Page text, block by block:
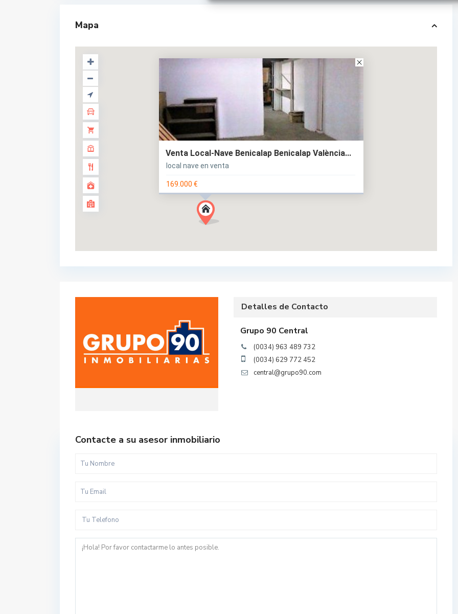
Mapa
Venta Local-Nave Benicalap Benicalap València...
local nave en venta
169.000 €
Detalles de Contacto
Grupo 90 Central
(0034) 963 489 732
(0034) 629 772 452
central@grupo90.com
Contacte a su asesor inmobiliario